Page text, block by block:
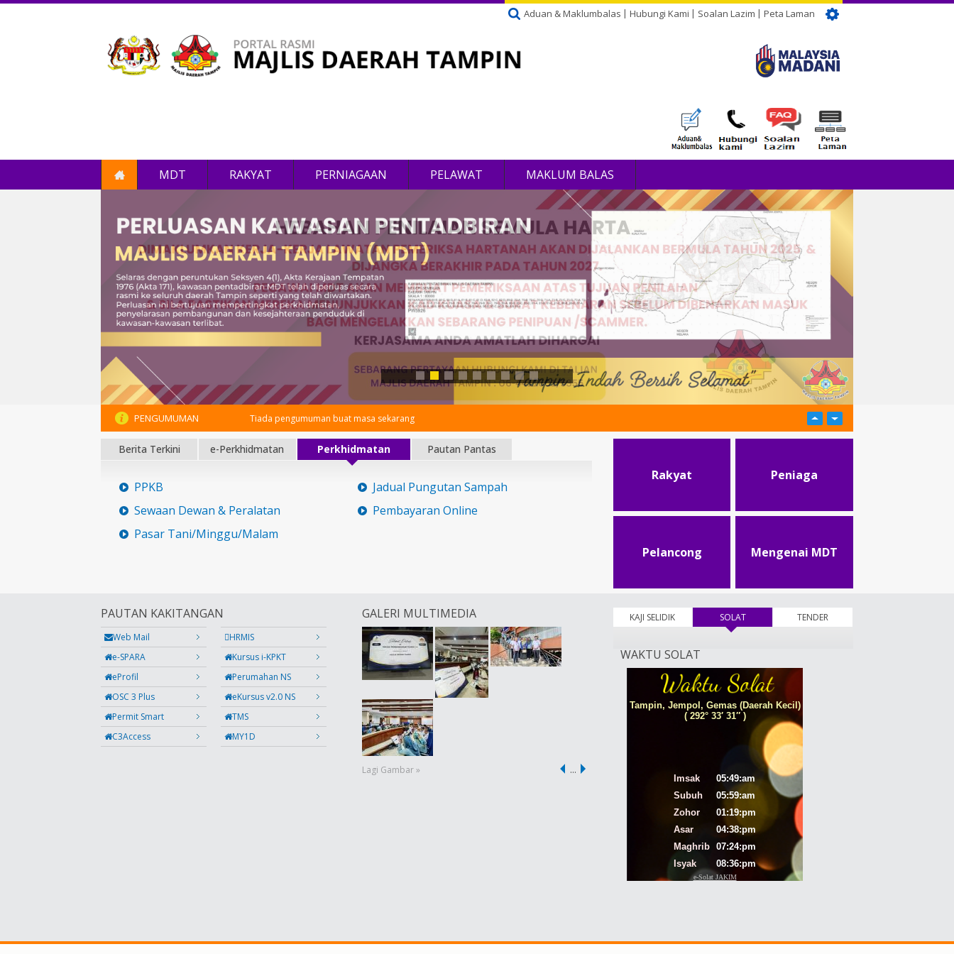
Aduan & Maklumbalas Hubungi Kami Soalan Lazim Peta Laman
MDT RAKYAT PERNIAGAAN PELAWAT MAKLUM BALAS
PENGUMUMAN Tiada pengumuman buat masa sekarang
Berita Terkini e-Perkhidmatan Perkhidmatan Pautan Pantas
PPKB
Sewaan Dewan & Peralatan
Pasar Tani/Minggu/Malam
Jadual Pungutan Sampah
Pembayaran Online
Rakyat Peniaga
Pelancong Mengenai MDT
PAUTAN KAKITANGAN
Web Mail
HRMIS
e-SPARA
Kursus i-KPKT
eProfil
Perumahan NS
OSC 3 Plus
eKursus v2.0 NS
Permit Smart
TMS
C3Access
MY1D
GALERI MULTIMEDIA
Lagi Gambar » …
KAJI SELIDIK SOLAT(tab aktif) TENDER
WAKTU SOLAT